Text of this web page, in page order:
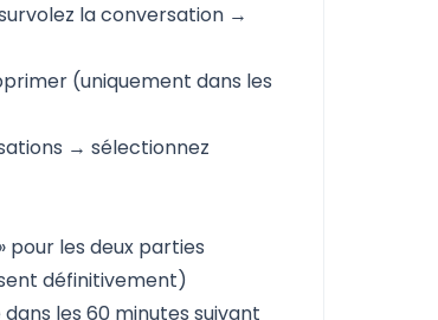
la conversation →
(uniquement dans les
→ sélectionnez
pour les deux parties
définitivement)
les 60 minutes suivant